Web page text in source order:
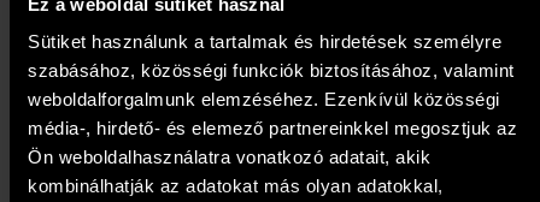
Sütiket használunk a tartalmak és hirdetések személyre
szabásához, közösségi funkciók biztosításához, valamint
weboldalforgalmunk elemzéséhez. Ezenkívül közösségi
média-, hirdető- és elemező partnereinkkel megosztjuk az
Ön weboldalhasználatra vonatkozó adatait, akik
kombinálhatják az adatokat más olyan adatokkal,